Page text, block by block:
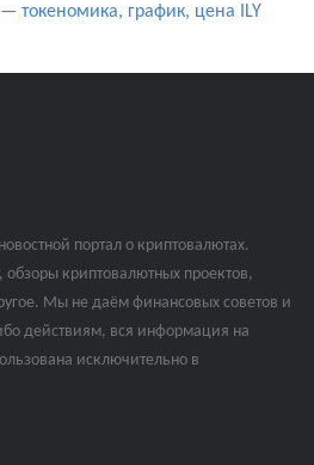
токеномика, график, цена ILY
портал о криптовалютах.
криптовалютных проектов,
Мы не даём финансовых советов и
действиям, вся информация на
исключительно в